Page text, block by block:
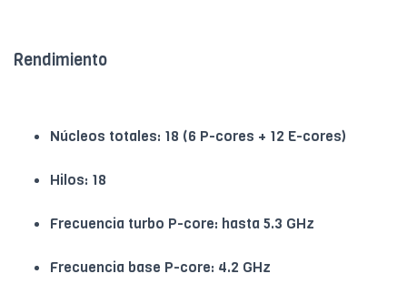
Rendimiento
Núcleos totales: 18 (6 P-cores + 12 E-cores)
Hilos: 18
Frecuencia turbo P-core: hasta 5.3 GHz
Frecuencia base P-core: 4.2 GHz